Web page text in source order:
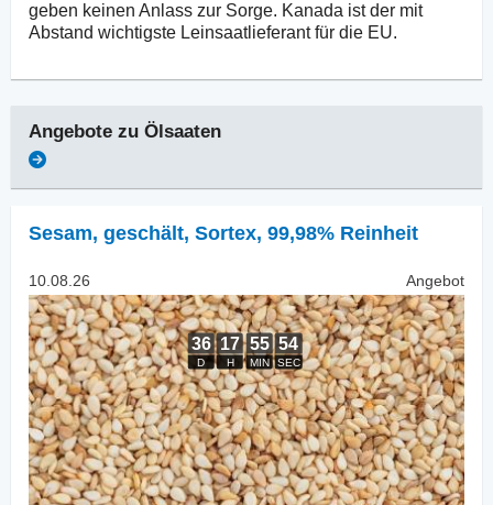
geben keinen Anlass zur Sorge. Kanada ist der mit
Abstand wichtigste Leinsaatlieferant für die EU.
Angebote zu Ölsaaten
Sesam, geschält, Sortex, 99,98% Reinheit
10.08.26 Angebot